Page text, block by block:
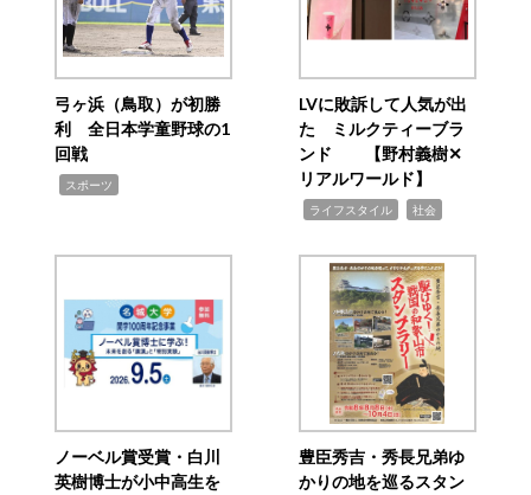
弓ヶ浜（鳥取）が初勝
利 全日本学童野球の1
回戦
スポーツ
LVに敗訴して人気が出
た ミルクティーブラ
ンド 【野村義樹✕
リアルワールド】
ライフスタイル 社会
ノーベル賞受賞・白川
英樹博士が小中高生を
豊臣秀吉・秀長兄弟ゆ
かりの地を巡るスタン